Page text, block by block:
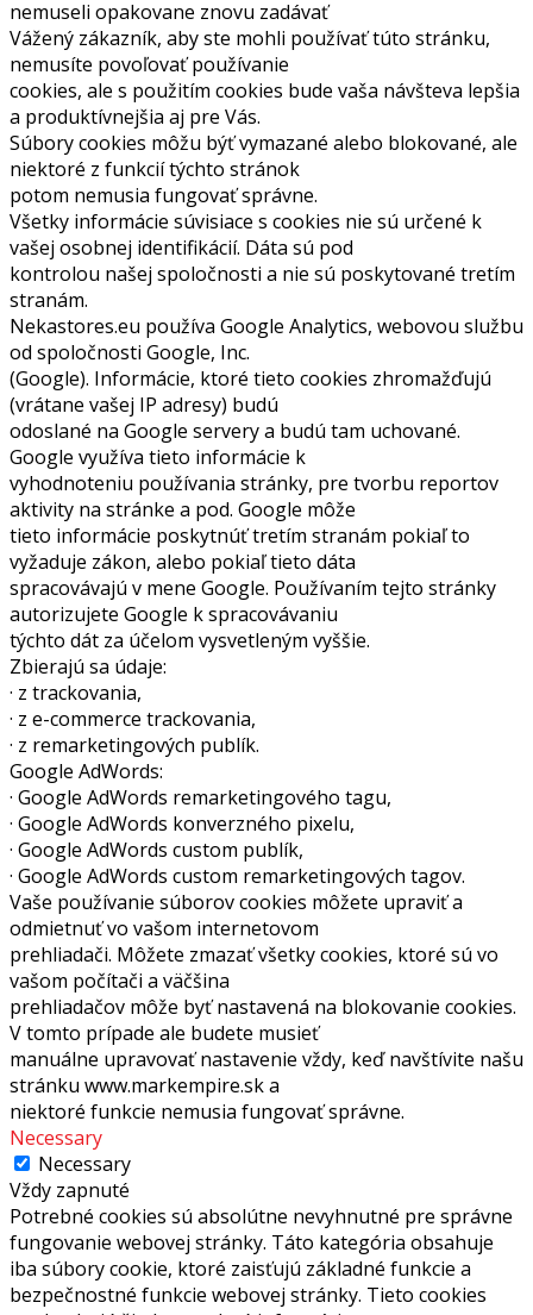
nemuseli opakovane znovu zadávať
Vážený zákazník, aby ste mohli používať túto stránku,
nemusíte povoľovať používanie
cookies, ale s použitím cookies bude vaša návšteva lepšia
a produktívnejšia aj pre Vás.
Súbory cookies môžu býť vymazané alebo blokované, ale
niektoré z funkcií týchto stránok
potom nemusia fungovať správne.
Všetky informácie súvisiace s cookies nie sú určené k
vašej osobnej identifikácií. Dáta sú pod
kontrolou našej spoločnosti a nie sú poskytované tretím
stranám.
Nekastores.eu používa Google Analytics, webovou službu
od spoločnosti Google, Inc.
(Google). Informácie, ktoré tieto cookies zhromažďujú
(vrátane vašej IP adresy) budú
odoslané na Google servery a budú tam uchované.
Google využíva tieto informácie k
vyhodnoteniu používania stránky, pre tvorbu reportov
aktivity na stránke a pod. Google môže
tieto informácie poskytnúť tretím stranám pokiaľ to
vyžaduje zákon, alebo pokiaľ tieto dáta
spracovávajú v mene Google. Používaním tejto stránky
autorizujete Google k spracovávaniu
týchto dát za účelom vysvetleným vyššie.
Zbierajú sa údaje:
· z trackovania,
· z e-commerce trackovania,
· z remarketingových publík.
Google AdWords:
· Google AdWords remarketingového tagu,
· Google AdWords konverzného pixelu,
· Google AdWords custom publík,
· Google AdWords custom remarketingových tagov.
Vaše používanie súborov cookies môžete upraviť a
odmietnuť vo vašom internetovom
prehliadači. Môžete zmazať všetky cookies, ktoré sú vo
vašom počítači a väčšina
prehliadačov môže byť nastavená na blokovanie cookies.
V tomto prípade ale budete musieť
manuálne upravovať nastavenie vždy, keď navštívite našu
stránku www.markempire.sk a
niektoré funkcie nemusia fungovať správne.
Necessary
Necessary
Vždy zapnuté
Potrebné cookies sú absolútne nevyhnutné pre správne
fungovanie webovej stránky. Táto kategória obsahuje
iba súbory cookie, ktoré zaisťujú základné funkcie a
bezpečnostné funkcie webovej stránky. Tieto cookies